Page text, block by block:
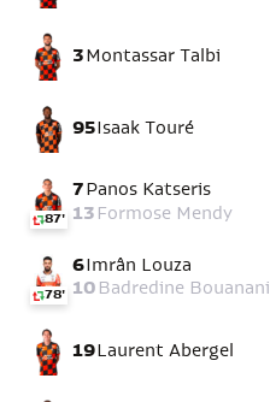
3 Montassar Talbi
95 Isaak Touré
7 Panos Katseris
13 Formose Mendy
87'
6 Imrân Louza
10 Badredine Bouanani
78'
19 Laurent Abergel